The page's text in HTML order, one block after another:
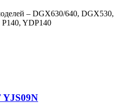
– DGX630/640, DGX530,
YDP140
YJS09N